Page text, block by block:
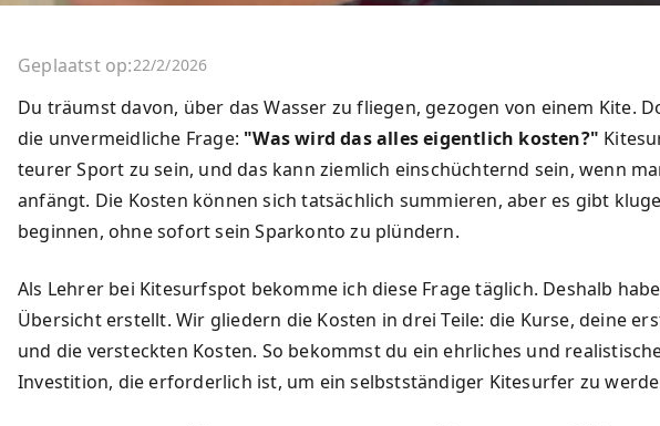
Geplaatst op:22/2/2026
Du träumst davon, über das Wasser zu fliegen, gezogen von einem Kite.
die unvermeidliche Frage: "Was wird das alles eigentlich kosten?"
teurer Sport zu sein, und das kann ziemlich einschüchternd sein, wenn
anfängt. Die Kosten können sich tatsächlich summieren, aber es gibt
beginnen, ohne sofort sein Sparkonto zu plündern.
Als Lehrer bei Kitesurfspot bekomme ich diese Frage täglich. Deshalb
Übersicht erstellt. Wir gliedern die Kosten in drei Teile: die Kurse, deine
und die versteckten Kosten. So bekommst du ein ehrliches und
Investition, die erforderlich ist, um ein selbstständiger Kitesurfer zu